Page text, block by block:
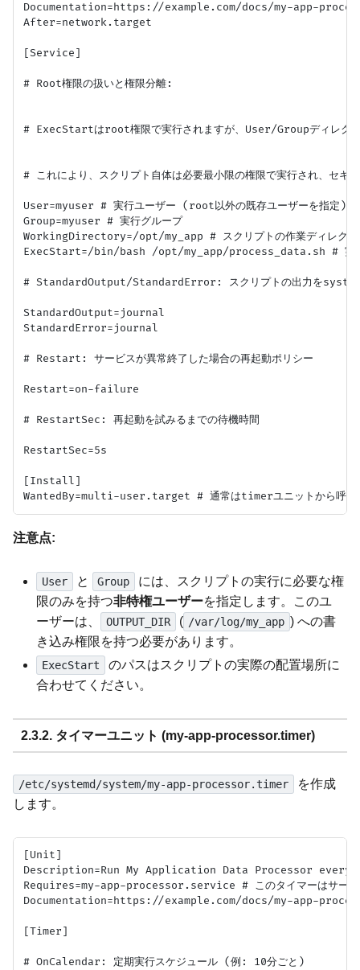
Documentation=https://example.com/docs/my-app-
After=network.target
[Service]
# Root権限の扱いと権限分離:
# ExecStartはroot権限で実行されますが、User/Groupディレクテ
# これにより、スクリプト自体は必要最小限の権限で実行され、セキ
User=myuser # 実行ユーザー (root以外の既存ユーザーを指定)
Group=myuser # 実行グループ
WorkingDirectory=/opt/my_app # スクリプトの作業ディレクト
ExecStart=/bin/bash /opt/my_app/process_data.sh # 実行す
# StandardOutput/StandardError: スクリプトの出力を
StandardOutput=journal
StandardError=journal
# Restart: サービスが異常終了した場合の再起動ポリシー
Restart=on-failure
# RestartSec: 再起動を試みるまでの待機時間
RestartSec=5s
[Install]
注意点:
User と Group
には、スクリプトの実行に必要な権
限のみを持つ非特権ユーザーを指定します。このユ
ーザーは、
OUTPUT_DIR ( /var/log/my_app ) への書
き込み権限を持つ必要があります。
ExecStart
のパスはスクリプトの実際の配置場所に
合わせてください。
2.3.2. タイマーユニット (my-app-processor.timer)
/etc/systemd/system/my-app-processor.timer
を作成
します。
[Unit]
Description=Run My Application Data Processor every
Requires=my-app-processor.service # このタイマーはサービ
Documentation=https://example.com/docs/my-app-
[Timer]
# OnCalendar: 定期実行スケジュール (例: 10分ごと)